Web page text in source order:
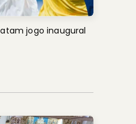
jogo inaugural